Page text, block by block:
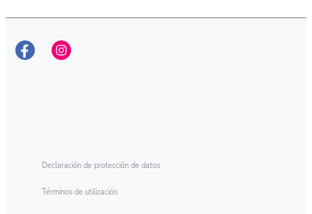
Declaración de protección de datos
Términos de utilización